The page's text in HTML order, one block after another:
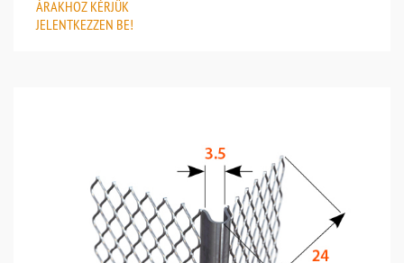
ÁRAKHOZ KÉRJÜK
JELENTKEZZEN BE!